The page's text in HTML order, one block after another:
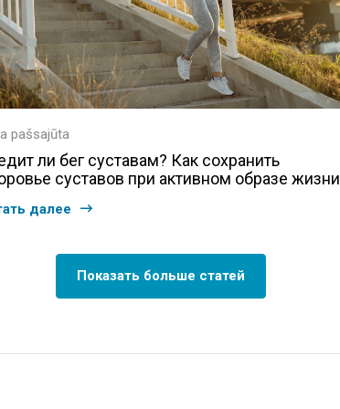
pašsajūta
ли бег суставам? Как сохранить
суставов при активном образе жизни
далее
Показать больше статей